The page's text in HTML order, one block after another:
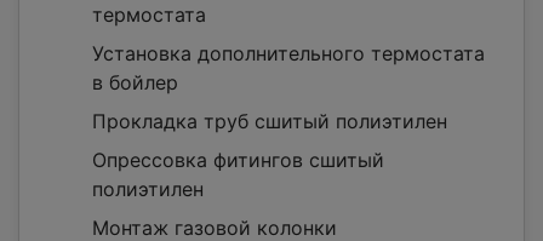
термостата
Установка дополнительного термостата
в бойлер
Прокладка труб сшитый полиэтилен
Опрессовка фитингов сшитый
полиэтилен
Монтаж газовой колонки